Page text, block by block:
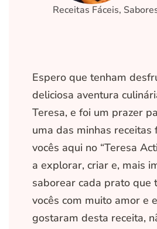
Receitas Fáceis,
Espero que tenham
deliciosa aventura
Teresa, e foi um prazer
uma das minhas receitas
vocês aqui no “Teresa
a explorar, criar e, mais
saborear cada prato que
vocês com muito amor e
gostaram desta receita,